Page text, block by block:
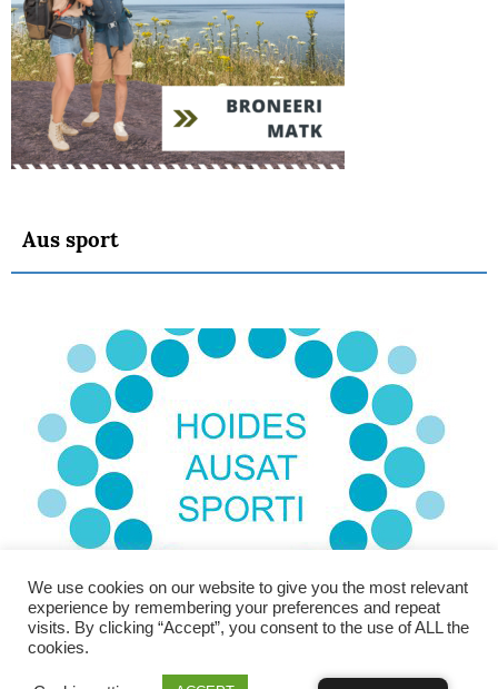
Aus sport
We use cookies on our website to give you the most relevant
experience by remembering your preferences and repeat
visits. By clicking “Accept”, you consent to the use of ALL the
cookies.